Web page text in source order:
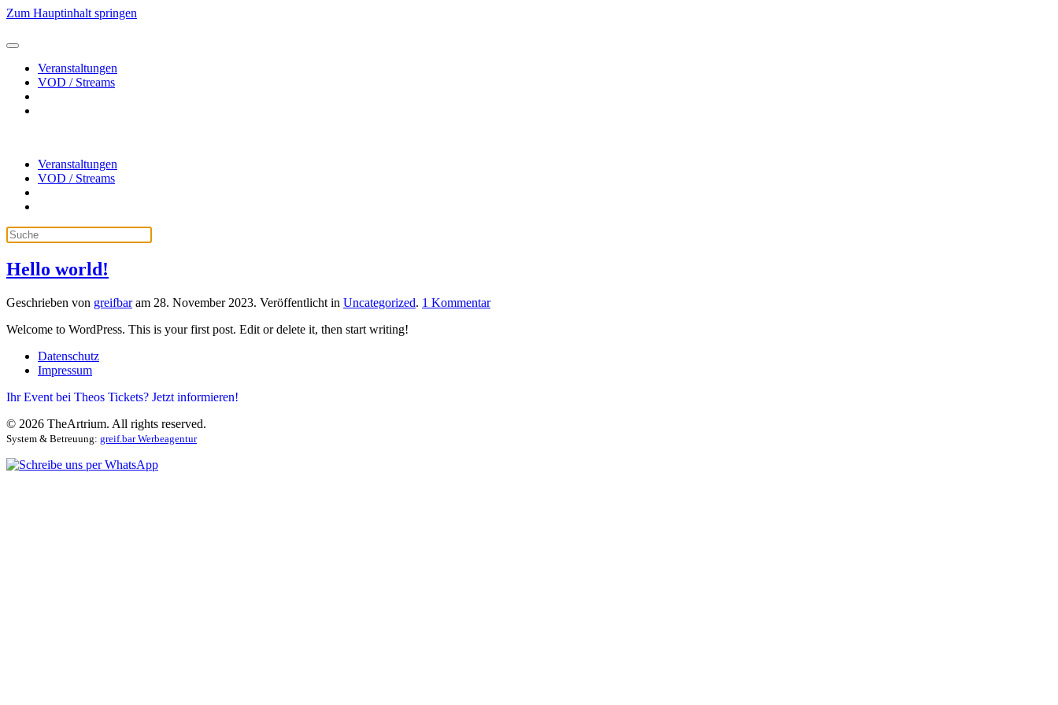
Zum Hauptinhalt springen
Veranstaltungen
VOD / Streams
Veranstaltungen
VOD / Streams
Hello world!
Geschrieben von greifbaram 28. November 2023. Veröffentlicht in Uncategorized. 1 Kommentarzu
Welcome to WordPress. This is your first post. Edit or delete it, then start writing!
Datenschutz
Impressum
Ihr Event bei Theos Tickets? Jetzt informieren!
© 2026 TheArtrium. All rights reserved.
System & Betreuung: greif.bar Werbeagentur